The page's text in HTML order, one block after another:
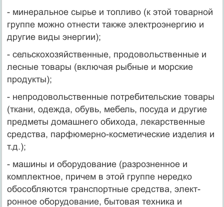
- минеральное сырье и топливо (к этой товарной
группе можно отнести также электроэнергию и
другие виды энергии);
- сельскохозяйственные, продовольственные и
лесные товары (включая рыбные и морские
продукты);
- непродовольственные потребительские товары
(ткани, одежда, обувь, мебель, посуда и другие
предметы домашнего обихода, лекарст­венные
средства, парфюмерно-косметические изделия и
т.д.);
- машины и оборудование (разрозненное и
комплектное, причем в этой группе нередко
обособляются транспортные средства, элект­
ронное оборудование, бытовая техника и